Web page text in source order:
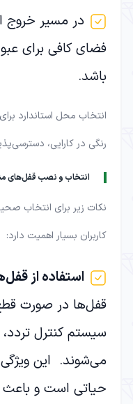
در مسیر خروج
فضای کافی برای
باشد.
انتخاب محل استاندارد
رنگی در کارایی،
انتخاب و نصب قفل‌های
نکات زیر برای انتخاب
کاربران بسیار اهمیت دارد:
استفاده از
قفل‌ها در صورت
سیستم کنترل
می‌شوند. این
حیاتی است و باعث